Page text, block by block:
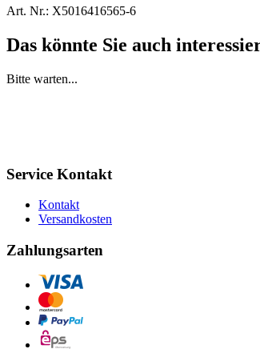
Art. Nr.: X5016416565-6
Das könnte Sie auch
Bitte warten...
Service Kontakt
Kontakt
Versandkosten
Zahlungsarten